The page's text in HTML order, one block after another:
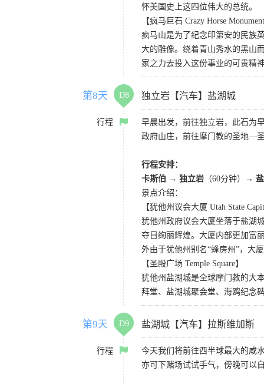
怀美国史上这四位伟大的总统。
【疯马巨石 Crazy Horse
疯马山是为了纪念印第安的民族
大的雕像。绕着青山秀水的黑山
家之力去投入这份事业的可贵精
第8天 D8 独立岩【汽车】盐湖城
行程
早晨出发，前往独立岩，此石为
政府山庄，前往摩门教的圣地—
行程安排：
卡斯伯 → 独立岩 （60分钟）
→
景点介绍：
【犹他州议会大厦 Utah State
犹他州政府议会大厦坐落于盐湖
夺目绚丽辉煌。大厦内部更加富
外由于犹他州别名“蜂房州”，大
【圣殿广场 Temple Square】
犹他州盐湖城是全球摩门教的大
拜堂、盐湖城聚会堂、海鸥纪念
第9天 D9 盐湖城【汽车】拉斯维加斯
行程
今天我们将前往西半球最大的咸
亦可下赌场试试手气，傍晚可以